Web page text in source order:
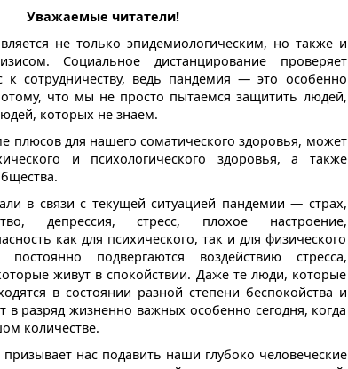
Уважаемые читатели!
не только эпидемиологическим, но также и
Социальное дистанцирование проверяет
к сотрудничеству, ведь пандемия — это особенно
что мы не просто пытаемся защитить людей,
которых не знаем.
плюсов для нашего соматического здоровья, может
и психологического здоровья, а также
в связи с текущей ситуацией пандемии — страх,
депрессия, стресс, плохое настроение,
как для психического, так и для физического
подвергаются воздействию стресса,
живут в спокойствии. Даже те люди, которые
в состоянии разной степени беспокойства и
разряд жизненно важных особенно сегодня, когда
количестве.
нас подавить наши глубоко человеческие